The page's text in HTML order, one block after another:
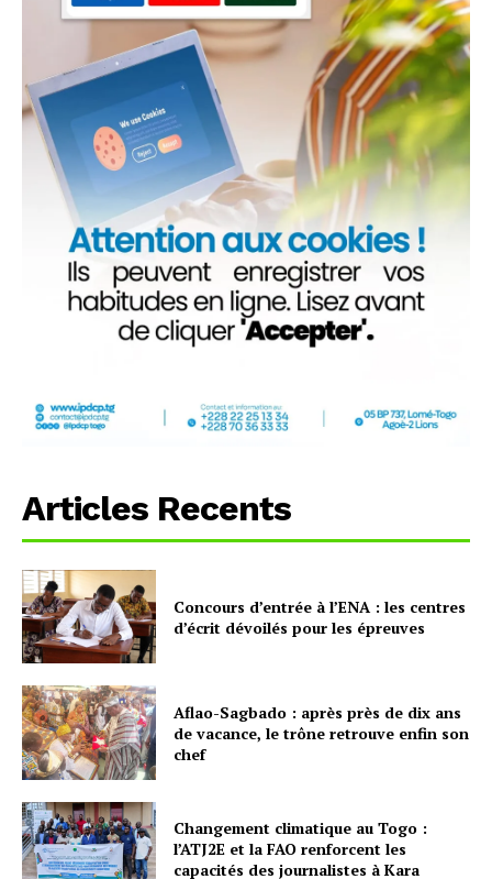
Articles Recents
Concours d’entrée à l’ENA : les centres
d’écrit dévoilés pour les épreuves
Aflao-Sagbado : après près de dix ans
de vacance, le trône retrouve enfin son
chef
Changement climatique au Togo :
l’ATJ2E et la FAO renforcent les
capacités des journalistes à Kara